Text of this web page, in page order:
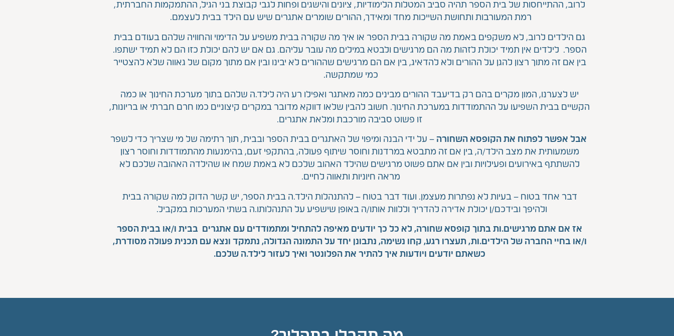
לרוב, ההתייחסות של בית הספר תהיה סביב המטלות הלימודיות, ציונים והישגים ופחות לגבי קבוצת בני הגיל, ההתמקמות החברתית,
רמת המעורבות ותחושת השייכות מחד ומאידך, ההורים שומרים אתגרים שיש עם הילד בבית לעצמם.
גם הילדים לרוב, לא משקפים באמת מה שקורה בבית הספר או איך מה שקורה בבית משפיע על הדימוי והחוויה שלהם בעודם בבית
הספר. לילדים אין תמיד יכולת לזהות מה הם מרגישים ולבטא במילים מה עובר עליהם. גם אם יש להם יכולת כזו הם לא תמיד ישתפו.
בין אם זה מתוך רצון להגן על ההורים ולא להדאיג, בין אם הם מרגישים שההורים לא יבינו ובין אם מתוך מקום של גאווה שלא להצטייר
כמי שמתקשה.
יש לצערנו, המון מקרים בהם רק בדיעבד ההורים מבינים כמה מאתגר ואפילו רע היה לילד.ה שלהם בתוך מערכת החינוך או כמה
הקשיים בבית השפיעו על ההתמודדות במערכת החינוך. חשוב להבין שלאו דווקא מדובר במקרים קיצוניים כמו חרם חברתי או בריונות,
זו פשוט סביבה מורכבת ומלאת אתגרים.
אבל אפשר לפתוח את הקופסא השחורה – על ידי הבנה ומיפוי של האתגרים בבית הספר ובבית, תוך רתימה של מי שצריך כדי לשפר
משמעותית את מצב הילד/ה, בין אם זה מתבטא במרדנות וחוסר שיתוף פעולה, בהתקפי זעם, בהימנעות מהתמודדות וחוסר רצון
להשתתף באירועים ופעילויות ובין אם אתם פשוט מרגישים שהילד האהוב שלכם לא באמת שמח או שהילדה האהובה שלכם לא
מראה חיוניות ותאווה לחיים.
דבר אחד בטוח – בעיות לא נפתרות מעצמן. ועוד דבר בטוח – להתנהלות הילד.ה בבית הספר, יש קשר הדוק למה שקורה בבית
ולהיפך ובידכם/ן יכולת אדירה להדריך וללוות אותו/ה באופן שישפיע על התנהלותו.ה בשתי המערכות במקביל.
אז אם אתם מרגישים.ות בתוך קופסא שחורה, לא כל כך יודעים מאיפה להתחיל ומתמודדים עם אתגרים בבית ו/או בבית הספר
ו/או בחיי החברה של הילדים.ות, תעצרו רגע, קחו נשימה, נתבונן יחד על התמונה הגדולה, נתמקד ונצא עם תכנית פעולה מסודרת,
כשאתם יודעים ויודעות איך להתיר את הפלונטר ואיך לעזור לילד.ה שלכם.